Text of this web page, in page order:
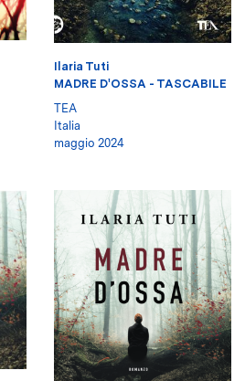
Ilaria Tuti
MADRE D'OSSA - TASCABILE
TEA
Italia
maggio 2024